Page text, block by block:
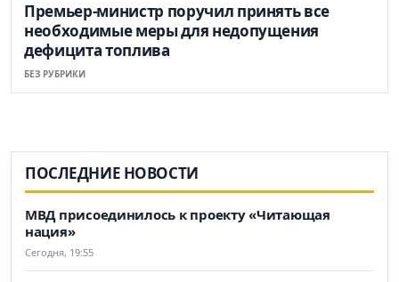
Премьер-министр поручил принять все
необходимые меры для недопущения
дефицита топлива
БЕЗ РУБРИКИ
ПОСЛЕДНИЕ НОВОСТИ
МВД присоединилось к проекту «Читающая
нация»
Сегодня, 19:55